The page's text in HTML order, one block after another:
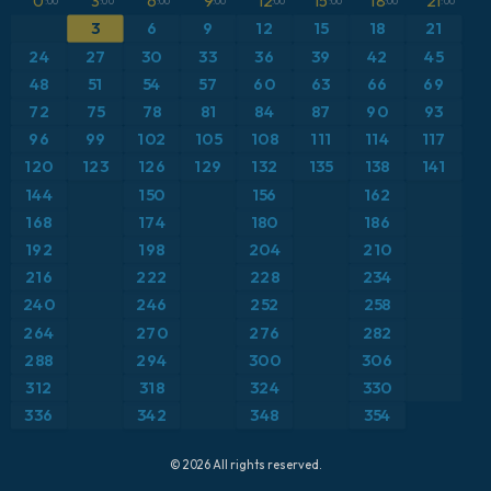
Bliski Wschód
Brazylia
Europa
Francja
Grecja
Hiszpania
Islandia
Karaiby
Meksyk
Niemcy
Ciśnienie
Pokrywa śnieżna
Porywy wiatru
Punkt rosy na 2 m
Suma opadów
Temperatura na 2 m
Temperatura na 500 hPa
Wiatr na 10 m
Wiatr na 300 hPa (prąd strumieniowy)
Wysokość geopotencjalna na poziomie 500 hPa
3 6 9 12 15 18 21
24 27 30 33 36 39 42
45
48
51 54 57 60 63 66 69
72 75 78 81 84 87 90 93
96 99 102 105 108 111 114 117
120 123 126 129 132 135 138
141
144
150 156
162
168
174 180
186
192
198 204 210
216 222 228 234
240 246 252
258
264
270 276
282
288
294 300
306
312
318 324 330
336 342 348 354
© 2026 All rights reserved.